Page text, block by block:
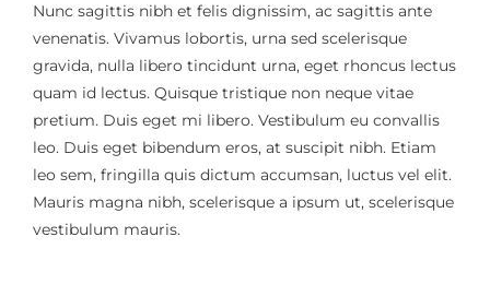
Nunc sagittis nibh et felis dignissim, ac sagittis ante
venenatis. Vivamus lobortis, urna sed scelerisque
gravida, nulla libero tincidunt urna, eget rhoncus lectus
quam id lectus. Quisque tristique non neque vitae
pretium. Duis eget mi libero. Vestibulum eu convallis
leo. Duis eget bibendum eros, at suscipit nibh. Etiam
leo sem, fringilla quis dictum accumsan, luctus vel elit.
Mauris magna nibh, scelerisque a ipsum ut, scelerisque
vestibulum mauris.